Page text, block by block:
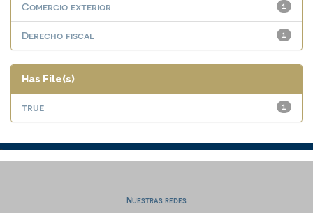
1
Comercio exterior
1
Derecho fiscal
Has File(s)
1
true
Nuestras redes